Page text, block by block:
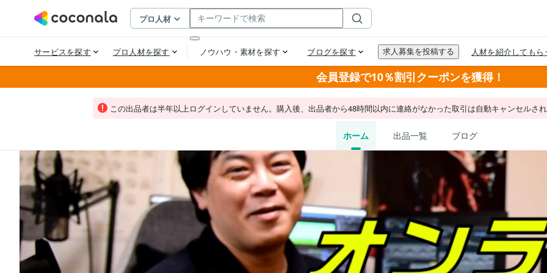
会員登録で10％割引クーポンを獲得！
この出品者は半年以上ログインしていません。購入後、出品者から48時間以内に連絡がなかった取引は自動キャンセルさ
ホーム 出品一覧 ブログ